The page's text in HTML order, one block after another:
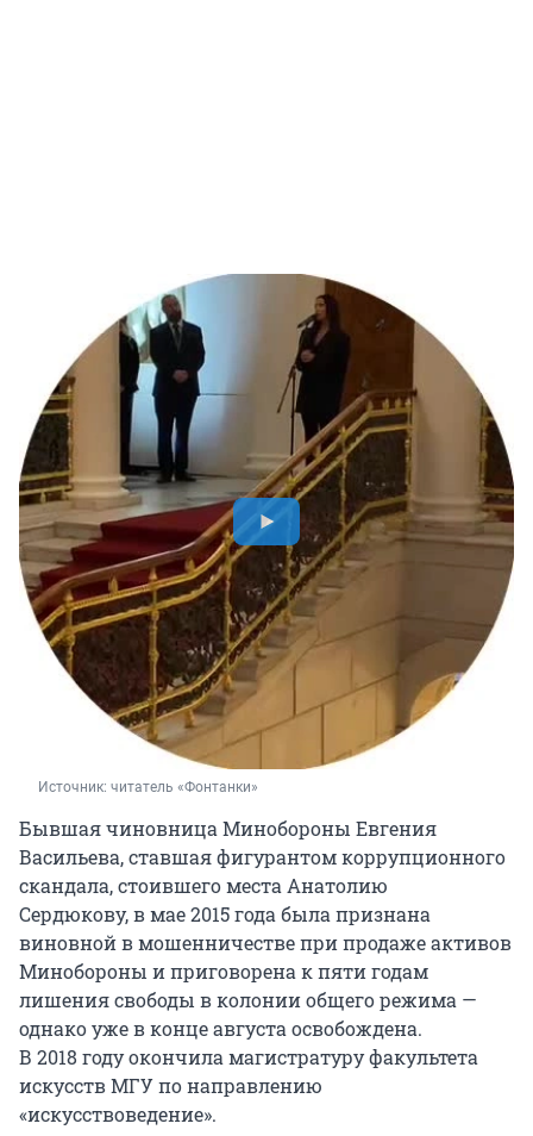
Источник: читатель «Фонтанки»
Бывшая чиновница Минобороны Евгения
Васильева, ставшая фигурантом коррупционного
скандала, стоившего места Анатолию
Сердюкову, в мае2015 года была признана
виновной в мошенничестве при продаже активов
Минобороны и приговорена к пяти годам
лишения свободы в колонии общего режима —
однако уже в конце августа освобождена.
В 2018 годуокончила магистратуру факультета
искусств МГУ по направлению
«искусствоведение».